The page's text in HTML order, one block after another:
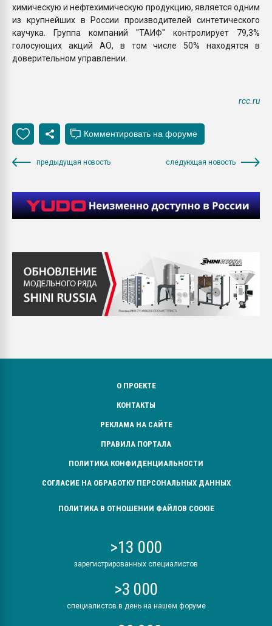
химическую и нефтехимическую продукцию, является одним
из крупнейших в России производителей синтетического
каучука. Группа компаний "ТАИФ" контролирует 79,3%
голосующих акций АО, в том числе 50% находятся в
доверительном управлении.
rcc.ru
предыдущая новость следующая новость
О ПРОЕКТЕ
КОНТАКТЫ
РЕКЛАМА НА САЙТЕ
ПРАВИЛА ПОРТАЛА
ПОЛИТИКА КОНФИДЕНЦИАЛЬНОСТИ
СОГЛАСИЕ НА ОБРАБОТКУ ПЕРСОНАЛЬНЫХ ДАННЫХ
ПОЛИТИКА В ОТНОШЕНИИ ФАЙЛОВ COOKIE
>13 000
зарегистрированных специалистов
>3 000
специалистов в день на нашем форуме